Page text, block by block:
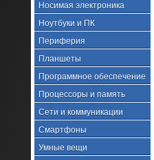
Носимая электроника
Ноутбуки и ПК
Периферия
Планшеты
Программное обеспечение
Процессоры и память
Сети и коммуникации
Смартфоны
Умные вещи